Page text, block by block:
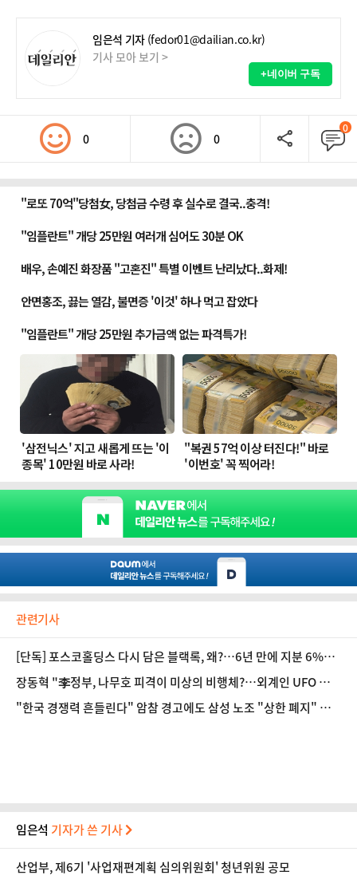
임은석 기자 (fedor01@dailian.co.kr)
기사 모아 보기 >
+네이버 구독
0 0
0
관련기사
[단독] 포스코홀딩스 다시 담은 블랙록, 왜?…6년 만에 지분 6%대
회복
장동혁 "李정부, 나무호 피격이 미상의 비행체?…외계인 UFO 공격
이라도 있었나"
"한국 경쟁력 흔들린다" 암참 경고에도 삼성 노조 "상한 폐지" 철
임은석 기자가 쓴 기사
산업부, 제6기 '사업재편계획 심의위원회' 청년위원 공모